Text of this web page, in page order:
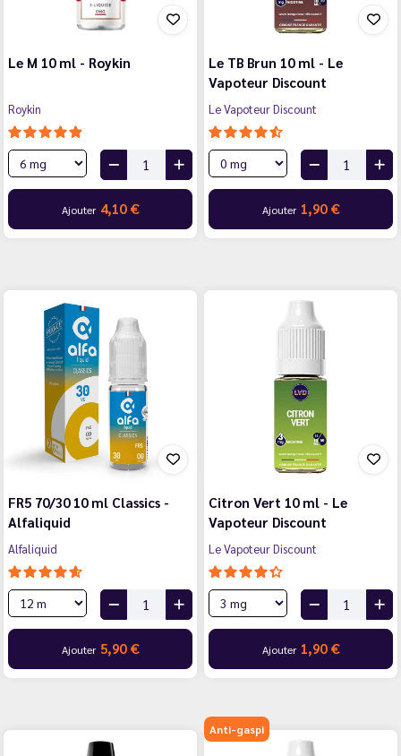
Le M 10 ml - Roykin
Roykin
Ajouter 4,10 €
Le TB Brun 10 ml - Le
Vapoteur Discount
Le Vapoteur Discount
Ajouter 1,90 €
FR5 70/30 10 ml Classics -
Alfaliquid
Alfaliquid
Ajouter 5,90 €
Citron Vert 10 ml - Le
Vapoteur Discount
Le Vapoteur Discount
Ajouter 1,90 €
Anti-gaspi